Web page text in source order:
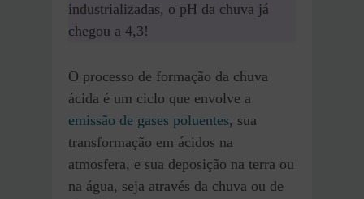
industrializadas, o pH da chuva já
chegou a 4,3!
O processo de formação da chuva
ácida é um ciclo que envolve a
emissão de gases poluentes, sua
transformação em ácidos na
atmosfera, e sua deposição na terra ou
na água, seja através da chuva ou de